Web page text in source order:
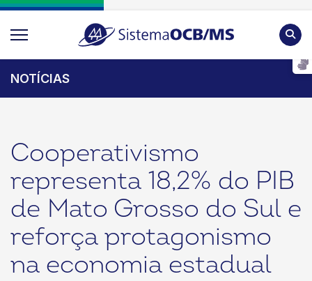
NOTÍCIAS
Cooperativismo
representa 18,2% do PIB
de Mato Grosso do Sul e
reforça protagonismo
na economia estadual